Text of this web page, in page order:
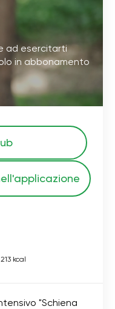
ad esercitarti
in abbonamento
213 kcal
"Schiena